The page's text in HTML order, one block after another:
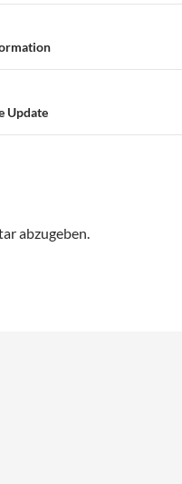
Update
abzugeben.